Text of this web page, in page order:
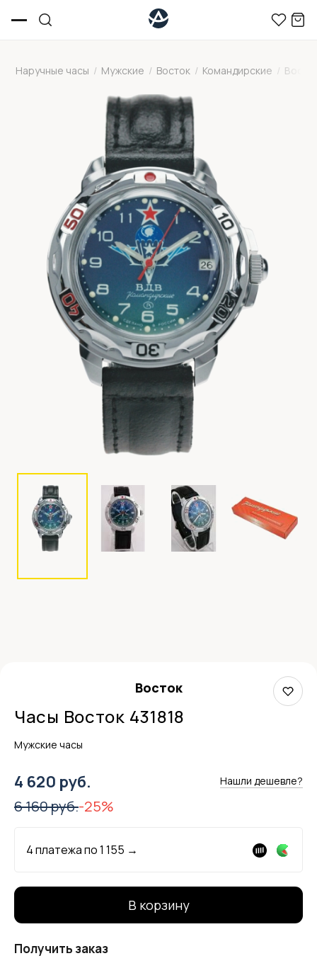
Наручные часы / Мужские / Восток / Командирские /
Восток
Часы Восток 431818
Мужские часы
4 620 руб. Нашли дешевле?
6 160 руб.-25%
4 платежа по1 155 →
В корзину
Получить заказ